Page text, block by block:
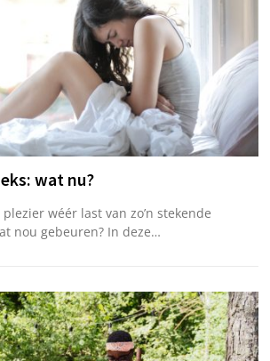
wat nu?
wéér last van zo’n stekende
nou gebeuren? In deze…